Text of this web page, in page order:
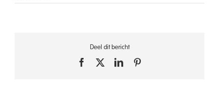
Deel dit bericht
Facebook LinkedIn